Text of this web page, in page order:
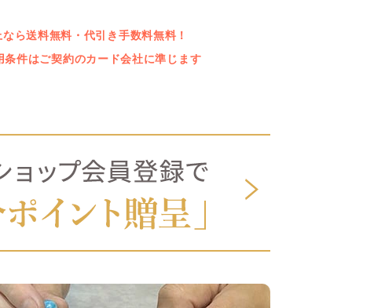
ら送料無料・代引き手数料無料！
件はご契約のカード会社に準じます